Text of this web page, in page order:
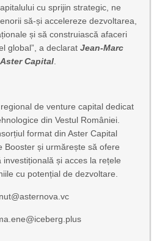
cu sprijin strategic, ne
să-și accelereze dezvoltarea,
și să construiască afaceri
global”, a declaratJean-Marc
Capital
de venture capital dedicat
din Vestul României.
format din Aster Capital
Booster și urmărește să ofere
și acces la rețele
cu potențial de dezvoltare.